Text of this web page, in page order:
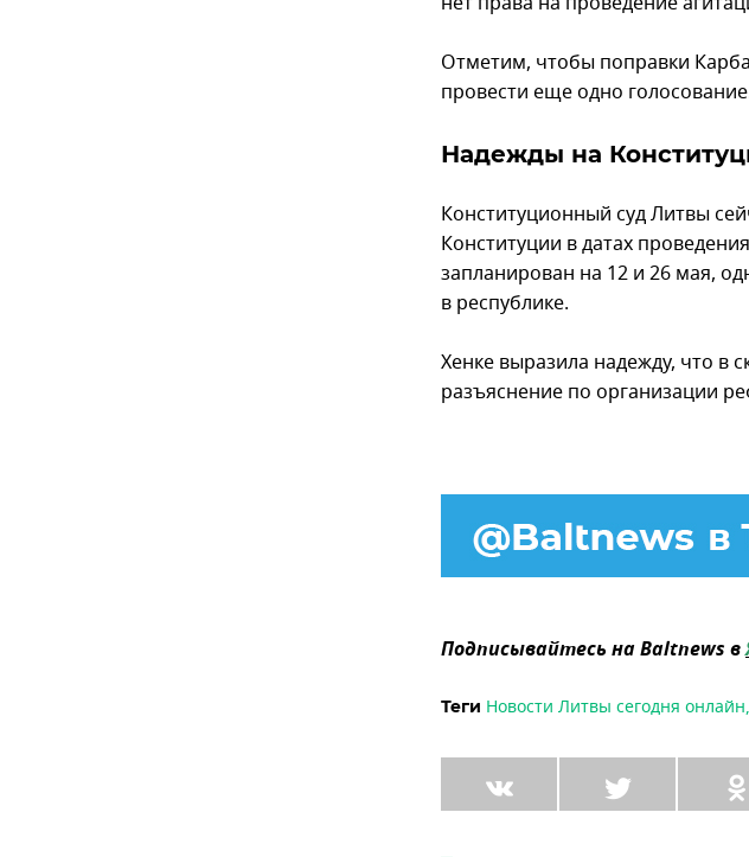
Отметим, чтобы поправки
провести еще одно
Надежды на
Конституционный суд Литвы
Конституции в датах
запланирован на 12 и 26 мая,
в республике.
Хенке выразила надежду, что в
разъяснение по организации
Подписывайтесь на Baltnews в
Теги Новости Литвы сегодня онлайн,